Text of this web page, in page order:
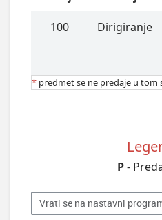
100 Dirigiranje
* predmet se ne predaje u tom
P-
Vrati se na nastavni